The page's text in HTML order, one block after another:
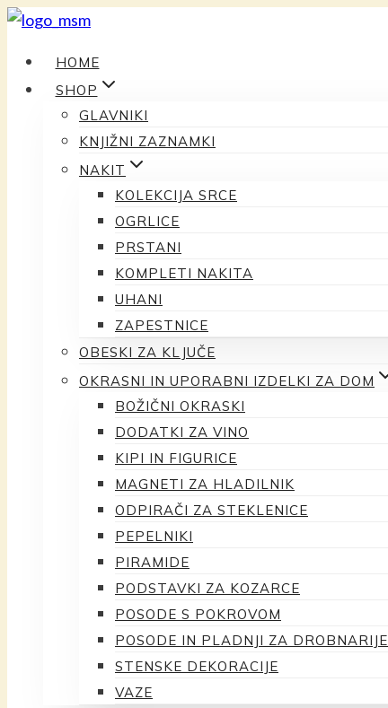
Preskoči
vsebinoHOME
SHOP
GLAVNIKI
KNJIŽNI ZAZNAMKI
NAKIT
KOLEKCIJA SRCE
OGRLICE
PRSTANI
KOMPLETI NAKITA
UHANI
ZAPESTNICE
OBESKI ZA KLJUČE
OKRASNI IN UPORABNI IZDELKI ZA DOM
BOŽIČNI OKRASKI
DODATKI ZA VINO
KIPI IN FIGURICE
MAGNETI ZA HLADILNIK
ODPIRAČI ZA STEKLENICE
PEPELNIKI
PIRAMIDE
PODSTAVKI ZA KOZARCE
POSODE S POKROVOM
POSODE IN PLADNJI ZA DROBNARIJE
STENSKE DEKORACIJE
VAZE